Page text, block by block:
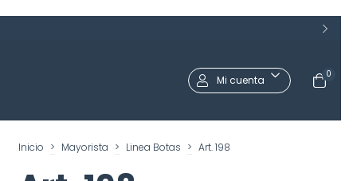
Mi cuenta 0
Inicio > Mayorista > Linea Botas > Art. 198